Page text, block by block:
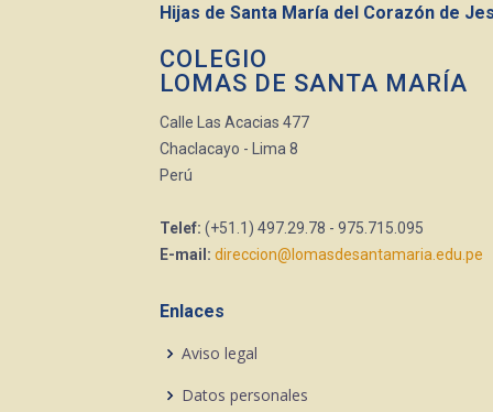
Hijas de Santa María del Corazón de
COLEGIO
LOMAS DE SANTA MARÍA
Calle Las Acacias 477
Chaclacayo - Lima 8
Perú
Telef: (+51.1) 497.29.78 - 975.715.095
E-mail: direccion@lomasdesantamaria.edu.pe
Enlaces
Aviso legal
Datos personales